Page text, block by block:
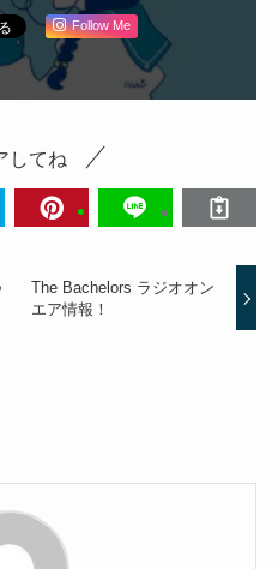
Follow Me
してね
The Bachelors ラジオオン
エア情報！